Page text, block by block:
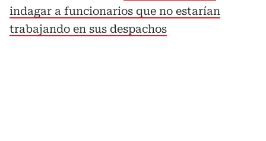
indagar a funcionarios que no estarían
trabajando en sus despachos